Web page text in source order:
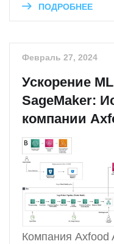
ПОДРОБНЕЕ
Февраль 27, 2024
Ускорение
SageMaker:
компании
Компания Axfood